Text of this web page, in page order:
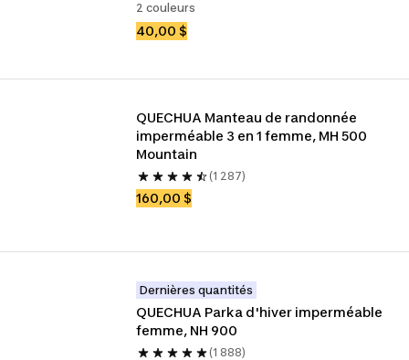
2 couleurs
40,00 $
QUECHUA Manteau de randonnée
imperméable 3 en 1 femme, MH 500
Mountain
(1 287)
160,00 $
Dernières quantités
QUECHUA Parka d'hiver imperméable
femme, NH 900
(1 888)